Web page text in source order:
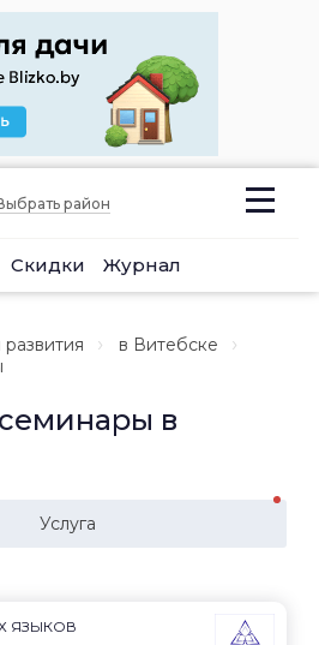
район
Скидки Журнал
в Витебске
в
Услуга
ЯЗЫКОВ